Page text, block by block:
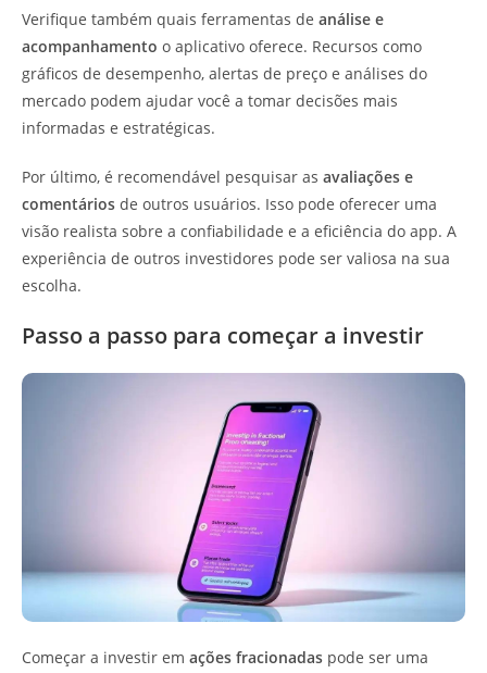
Verifique também quais ferramentas de análise e
acompanhamento o aplicativo oferece. Recursos como
gráficos de desempenho, alertas de preço e análises do
mercado podem ajudar você a tomar decisões mais
informadas e estratégicas.
Por último, é recomendável pesquisar as avaliações e
comentários de outros usuários. Isso pode oferecer uma
visão realista sobre a confiabilidade e a eficiência do app. A
experiência de outros investidores pode ser valiosa na sua
escolha.
Passo a passo para começar a investir
Começar a investir em ações fracionadas pode ser uma